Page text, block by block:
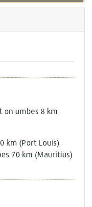
on umbes 8 km
km (Port Louis)
70 km (Mauritius)